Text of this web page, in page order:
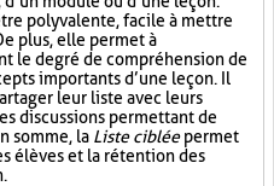
polyvalente, facile à mettre
plus, elle permet à
le degré de compréhension de
importants d’une leçon. Il
leur liste avec leurs
discussions permettant de
somme, la Liste cibléepermet
élèves et la rétention des